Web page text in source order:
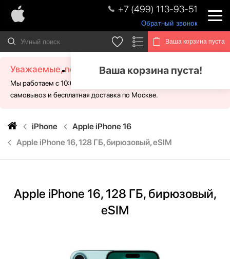
+7 (499) 113-93-51
Обратный звонок
Ваша корзина пуста
Ваша корзина пуста!
Уважаемые, посетители!
Мы работаем с 10:00 - 21:00 без выходных. Для Вас доступен
самовывоз и бесплатная доставка по Москве.
iPhone
Apple iPhone 16
Apple iPhone 16, 128 ГБ, бирюзовый, eSIM
Apple iPhone 16, 128 ГБ, бирюзовый,
eSIM